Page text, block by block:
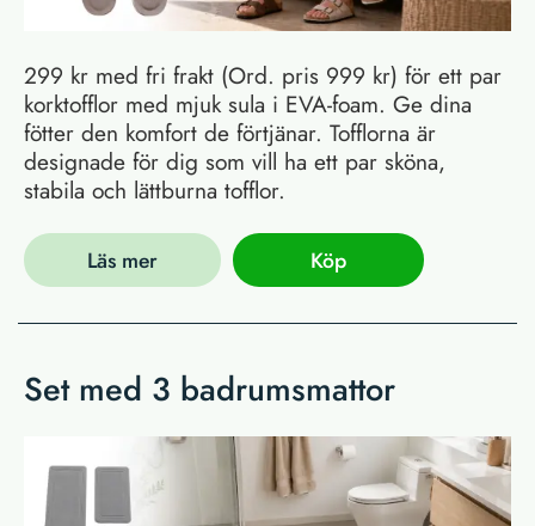
299 kr med fri frakt (Ord. pris 999 kr) för ett par
korktofflor med mjuk sula i EVA-foam. Ge dina
fötter den komfort de förtjänar. Tofflorna är
designade för dig som vill ha ett par sköna,
stabila och lättburna tofflor.
Läs mer Köp
Set med 3 badrumsmattor